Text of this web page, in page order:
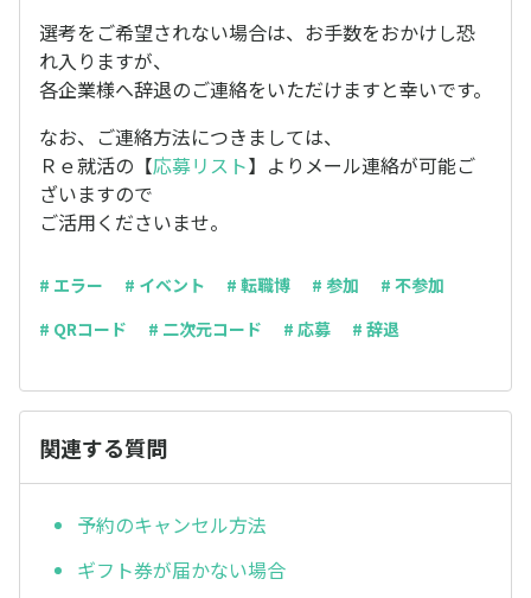
選考をご希望されない場合は、お手数をおかけし恐
れ入りますが、
各企業様へ辞退のご連絡をいただけますと幸いです。
なお、ご連絡方法につきましては、
Ｒｅ就活の【応募リスト】よりメール連絡が可能ご
ざいますので
ご活用くださいませ。
# エラー # イベント # 転職博 # 参加
# 不参加
# QRコード
# 二次元コード # 応募 # 辞退
関連する質問
予約のキャンセル方法
ギフト券が届かない場合